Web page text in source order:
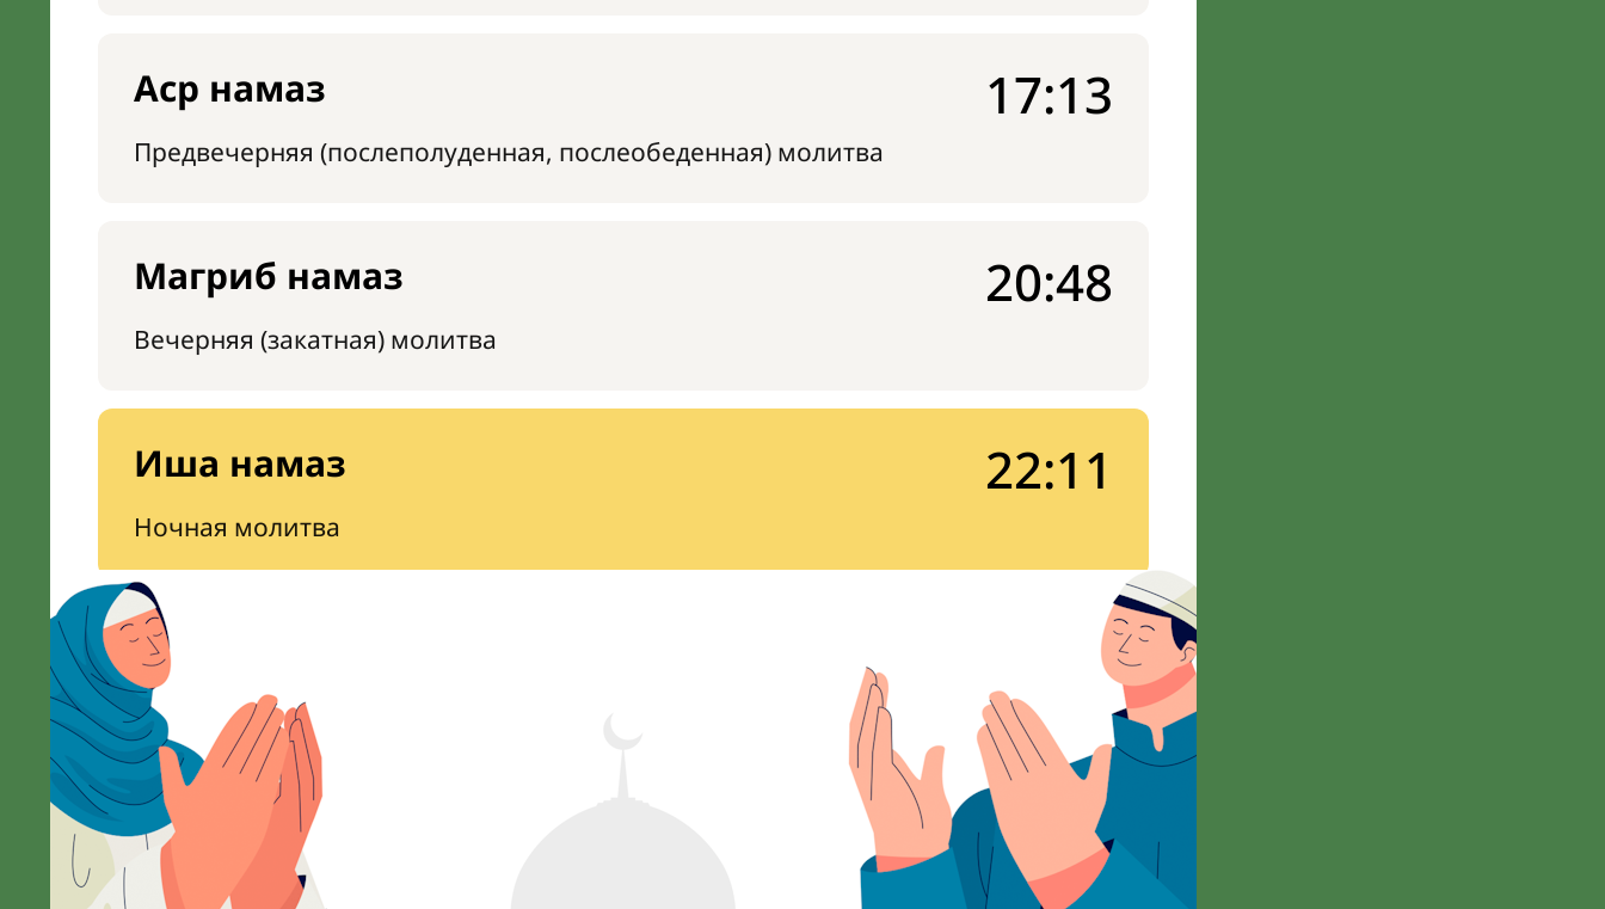
Аср намаз
Предвечерняя (послеполуденная, послеобеденная) молитва
17:13
Магриб намаз
Вечерняя (закатная) молитва
20:48
Иша намаз
Ночная молитва
22:11